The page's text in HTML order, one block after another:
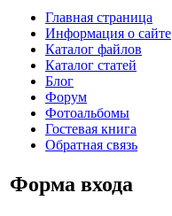
Главная страница
Информация о сайте
Каталог файлов
Каталог статей
Блог
Форум
Фотоальбомы
Гостевая книга
Обратная связь
Форма входа